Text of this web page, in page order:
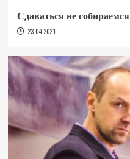
Сдаваться не собираемся
23.04.2021